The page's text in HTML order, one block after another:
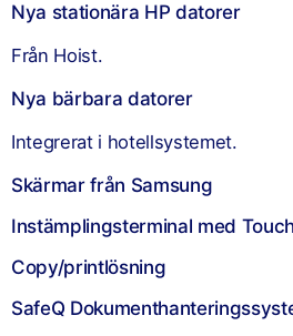
Nya stationära HP datorer
Från Hoist.
Nya bärbara datorer
Integrerat i hotellsystemet.
Skärmar från Samsung
Instämplingsterminal med Touch
Copy/printlösning
SafeQ